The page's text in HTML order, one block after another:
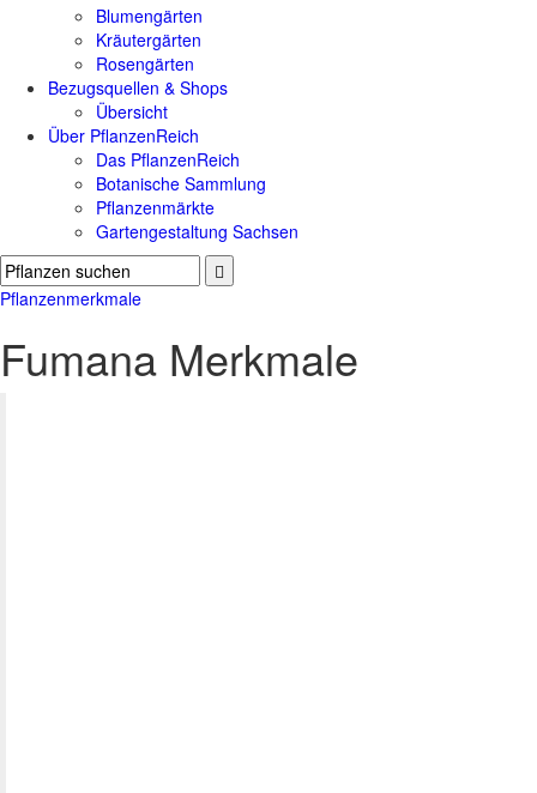
Blumengärten
Kräutergärten
Rosengärten
Bezugsquellen & Shops
Übersicht
Über PflanzenReich
Das PflanzenReich
Botanische Sammlung
Pflanzenmärkte
Gartengestaltung Sachsen
Pflanzenmerkmale
Fumana Merkmale